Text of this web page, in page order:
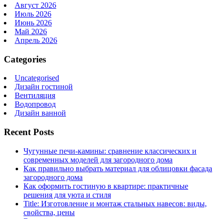
Август 2026
Июль 2026
Июнь 2026
Май 2026
Апрель 2026
Categories
Uncategorised
Дизайн гостиной
Вентиляция
Водопровод
Дизайн ванной
Recent Posts
Чугунные печи-камины: сравнение классических и
современных моделей для загородного дома
Как правильно выбрать материал для облицовки фасада
загородного дома
Как оформить гостиную в квартире: практичные
решения для уюта и стиля
Title: Изготовление и монтаж стальных навесов: виды,
свойства, цены